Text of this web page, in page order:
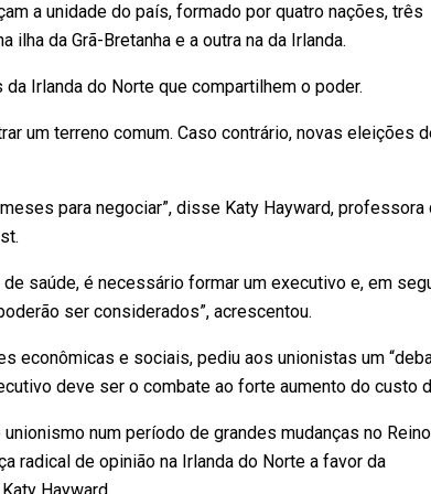
a unidade do país, formado por quatro nações, três
da Grã-Bretanha e a outra na da Irlanda.
Irlanda do Norte que compartilhem o poder.
um terreno comum. Caso contrário, novas eleições
para negociar”, disse Katy Hayward, professora
saúde, é necessário formar um executivo e, em
ser considerados”, acrescentou.
econômicas e sociais, pediu aos unionistas um
deve ser o combate ao forte aumento do custo
num período de grandes mudanças no
radical de opinião na Irlanda do Norte a favor da